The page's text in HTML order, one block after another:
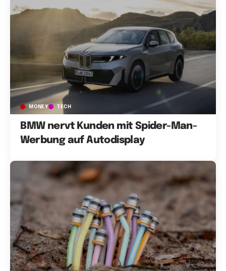
MONEY TECH
BMW nervt Kunden mit Spider-Man-
Werbung auf Autodisplay